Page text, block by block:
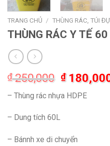
TRANG CHỦ / THÙNG RÁC, TÚI
THÙNG RÁC Y TẾ
₫250,000 Giá
gốc
là:
₫
– Thùng rác nhựa HDPE
– Dung tích 60L
– Bánnh xe di chuyển